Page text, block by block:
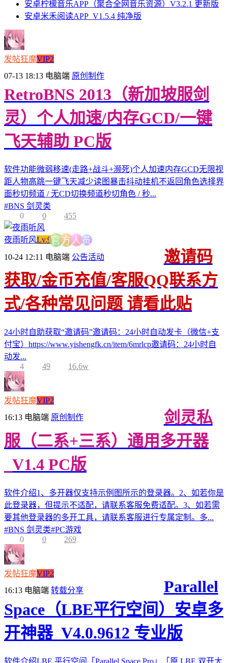
安卓柠檬音乐APP（聚合全网音乐资源）V3.2.1 更新版
安卓米禾阅读APP_V1.5.4 纯净版
发帖狂魔VIP2
07-13 18:13 电脑端 原创制作
RetroBNS 2013（新加坡服剑
灵）个人加速/内存GCD/一键
飞天辅助 PC版
软件功能微弱移速(走路+战斗+濒死)个人加速内存GCD无限视
距人物高跳一键飞天减少读图暴击抖动挂机不返回角色选择界
面秒切频道 / 无CD切换频道秒切角色 / 秒...
#BNS 剑灵类
0
0 455
夜雨听风Lv.9官 方 人员
10-24 12:11 电脑端 公告活动
邀请码
获取/金币充值/客服QQ联系方
式/各种常见问题 请看此贴
24小时自助获取“邀请码”邀请码：24小时自动发卡（微信+支
付宝）https://www.yishengfk.cn/item/6mrlcp邀请码：24小时自
动发...
4
49 16.6w
发帖狂魔VIP2
16:13 电脑端 原创制作
剑灵私
服（二系+三系）通用多开器
_V1.4 PC版
软件介绍1、多开器仅支持示例图所示的登录器。2、如若你是
此登录器，但提示不适配，请联系客服免费适配。3、如若需
要其他登录器的多开工具，请联系客服进行专属定制。多...
#BNS 剑灵类#PC游戏
0
0 269
发帖狂魔VIP2
16:13 电脑端 转载分享
Parallel
Space（LBE平行空间）安卓多
开神器_V4.0.9612 专业版
软件介绍LBE 平行空间「Parallel Space Pro」「原 LBE 双开大